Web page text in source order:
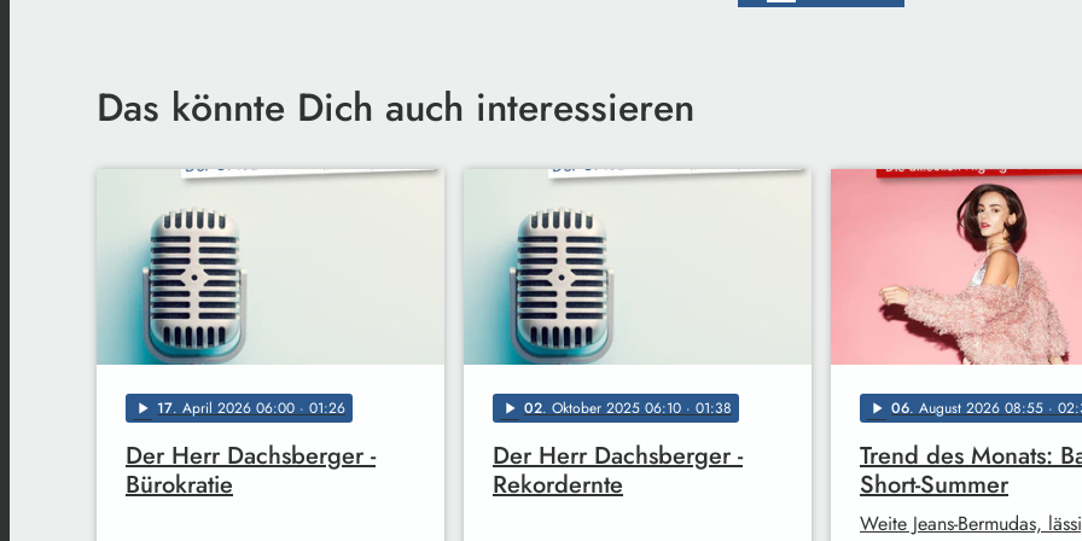
Das könnte Dich auch interessieren
play_arrow 17. April 2026 06:00 · 01:26
Der Herr Dachsberger -
Bürokratie
play_arrow 02. Oktober 2025 06:10 · 01:38
Der Herr Dachsberger -
Rekordernte
play_arrow 06. August 2026 08:55 ·
Trend des Monats:
Short-Summer
Weite Jeans-Bermudas,